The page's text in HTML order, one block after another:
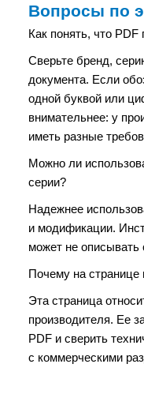
Вопросы по
Как понять, что
Сверьте бренд,
документа. Если
одной буквой или
внимательнее: у
иметь разные
Можно ли
серии?
Надежнее
и модификации.
может не описывать
Почему на странице
Эта страница
производителя. Ее
PDF и сверить
с коммерческими